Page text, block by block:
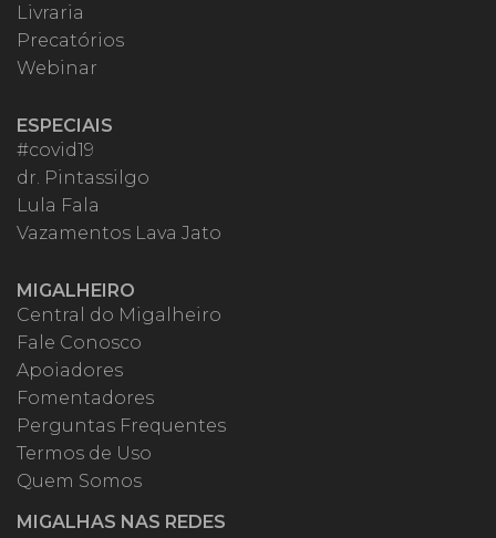
Livraria
Precatórios
Webinar
ESPECIAIS
#covid19
dr. Pintassilgo
Lula Fala
Vazamentos Lava Jato
MIGALHEIRO
Central do Migalheiro
Fale Conosco
Apoiadores
Fomentadores
Perguntas Frequentes
Termos de Uso
Quem Somos
MIGALHAS NAS REDES